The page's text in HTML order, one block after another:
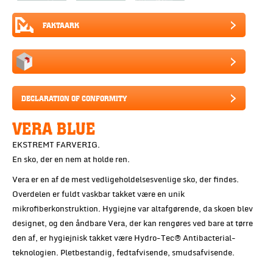
FAKTAARK
DECLARATION OF CONFORMITY
VERA BLUE
EKSTREMT FARVERIG.
En sko, der en nem at holde ren.
Vera er en af de mest vedligeholdelsesvenlige sko, der findes.
Overdelen er fuldt vaskbar takket være en unik
mikrofiberkonstruktion. Hygiejne var altafgørende, da skoen blev
designet, og den åndbare Vera, der kan rengøres ved bare at tørre
den af, er hygiejnisk takket være Hydro-Tec® Antibacterial-
teknologien. Pletbestandig, fedtafvisende, smudsafvisende.